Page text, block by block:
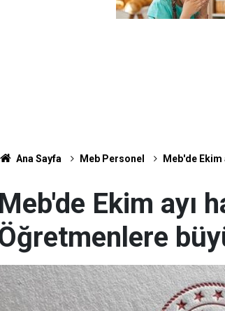
Ana Sayfa Meb Personel Meb'de Ekim
Meb'de Ekim ayı